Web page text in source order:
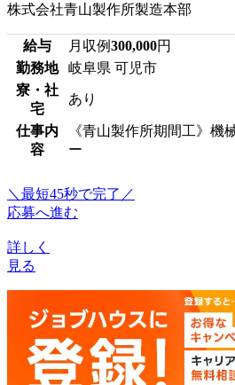
株式会社青山製作所製造本部
給与 月収例300,000円
勤務地
岐阜県 可児市
寮・社
宅
あり
仕事内
容
《青山製作所期間工》機
ー
＼最短45秒で完了／
応募へ進む
詳しく
見る